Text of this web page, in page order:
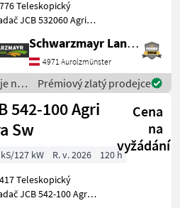
JCB 532060 Agri
- s výškou zdvihu 6, 0
- so 4-valcovým
JCB Dieselmax
Rail (d
Schwarzmayr Landtechnik GmbH - Aurolzmünster
4971 Aurolzmünster
na
/
Prémiový zlatý prodejce
542-100 Agri
Sw
Cena
na
vyžádání
127 kW R. v. 2026
120 h
JCB 542-100 Agri